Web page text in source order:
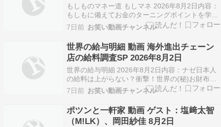
もしものマネー道 もしマネ 2026年8月2日内容：
もしもに備えてお金のターニングポイントを学ぶ
マネー活用バラエティ出演者：石井亮次 八木早希
岡田圭右
7日前 お笑い動画チャンネル
世界の給与明細 動画 海外進出チェーン
店の給料調査SP 2026年8月2日
世界の給与明細 2026年8月2日内容：ナゼ日本人
の給料は上がらない？衝撃！世界の(秘)お財布事
情出演者： 藤本美貴 水谷隼、岡田圭右、パック
ン、小倉優子 ほか
7日前 お笑い動画チャンネル
ポツンと一軒家 動画 ゲスト：塩﨑太智
（M!LK）、岡田紗佳 8月2日